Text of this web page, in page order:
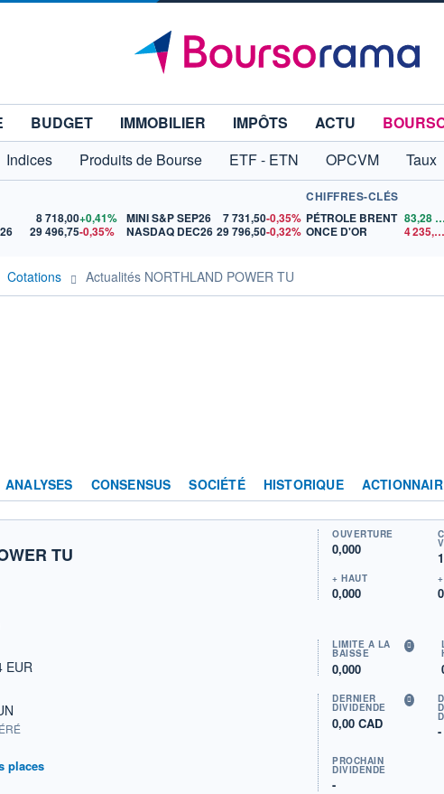
BUDGET IMMOBILIER IMPÔTS ACTU
Indices Produits de Bourse ETF - ETN OPCVM Taux
8 718,00+0,41%
29 496,75-0,35%
MINI S&P SEP26 7 731,50-0,35%
NASDAQ DEC26 29 796,50-0,32%
CHIFFRES-CLÉS
PÉTROLE BRENT 83,28$US
ONCE D'OR
4 235,25
Cotations Actualités NORTHLAND POWER TU
ANALYSES CONSENSUS SOCIÉTÉ HISTORIQUE
TU
EUR
places
OUVERTURE
0,000
+ HAUT
0,000
LIMITE À LA
BAISSE
0,000
DERNIER
DIVIDENDE
0,00 CAD -
PROCHAIN
DIVIDENDE
-